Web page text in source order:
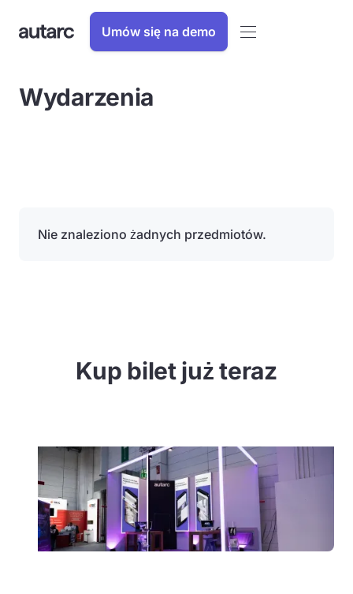
Umów się na demo
Wydarzenia
Nie znaleziono żadnych przedmiotów.
Kup bilet już teraz